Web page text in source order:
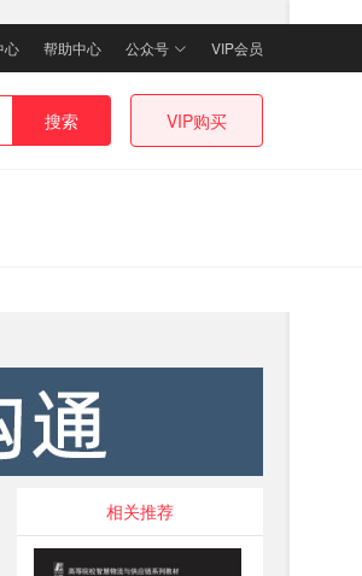
心 帮助中心 公众号 VIP会员
搜索 VIP购买
相关推荐